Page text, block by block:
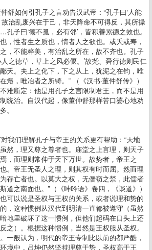
舒如何引孔子之言劝告汉武帝：“孔子曰‘人能
治乱废兴在于己，非天降命不可得反，其所操
子曰‘德不孤，必有邻’，皆积善累德之效也。
性者生之质也，情者人之欲也。或夭或寿，
，不能粹美，有治乱之所在，故不齐也。孔子
之德草，草上之风必偃。’故尧、舜行德则民仁
夭。夫上之化下，下之从上，犹泥之在钧，唯
熔，唯冶者之所铸。” （《汉书·董仲舒传》）
难断定：他是用孔子之言限制君王，而不是用
统治。自汉代起，像董仲舒那样苦口婆心地劝
。
我们理解孔子与帝王的关系更有帮助：“天地
然，理又尊之尊者也。庙堂之上言理，则天子
，而理则常伸于天下万世。故势者，帝王之
。帝王无圣人之理，则其权有时而屈。然而理
存亡者也。以莫大之权，无僭窃之禁，此儒者
道之南面也。”（《呻吟语》卷四，《谈道》）
可以说是圣权与王权的关系，或者说理和势的
，这种惯例从汉代到明清一直都被遵守（虽然
地里破坏了这一惯例，但他们起码在口头上还
之）。根据这种惯例，当然是王权服从圣权。
一般认为，明代的帝王专制比以前的都严酷，
境中，吕坤仍然坚持理尊于势，圣权高于王